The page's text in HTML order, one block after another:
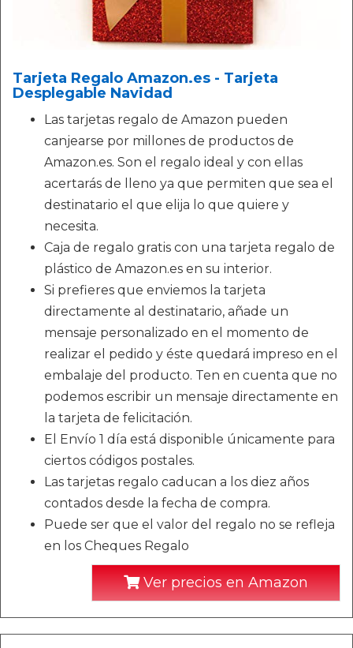
Tarjeta Regalo Amazon.es - Tarjeta
Desplegable Navidad
Las tarjetas regalo de Amazon pueden
canjearse por millones de productos de
Amazon.es. Son el regalo ideal y con ellas
acertarás de lleno ya que permiten que sea el
destinatario el que elija lo que quiere y
necesita.
Caja de regalo gratis con una tarjeta regalo de
plástico de Amazon.es en su interior.
Si prefieres que enviemos la tarjeta
directamente al destinatario, añade un
mensaje personalizado en el momento de
realizar el pedido y éste quedará impreso en el
embalaje del producto. Ten en cuenta que no
podemos escribir un mensaje directamente en
la tarjeta de felicitación.
El Envío 1 día está disponible únicamente para
ciertos códigos postales.
Las tarjetas regalo caducan a los diez años
contados desde la fecha de compra.
Puede ser que el valor del regalo no se refleja
en los Cheques Regalo
Ver precios en Amazon